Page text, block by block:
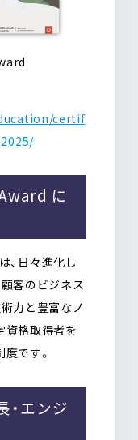
certif
に
日々進化し
客のビジネス
力と豊富なノ
資格取得者を
です。
・エンジ